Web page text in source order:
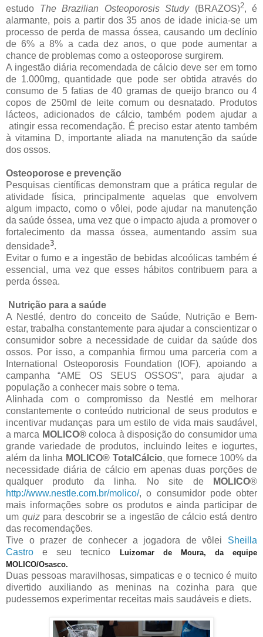
estudo The Brazilian Osteoporosis Study(BRAZOS)2, é
alarmante, pois a partir dos 35 anos de idade inicia-se um
processo de perda de massa óssea, causando um declínio
de 6% a 8% a cada dez anos, o que pode aumentar a
chance de problemas como a osteoporose surgirem.
A ingestão diária recomendada de cálcio deve ser em torno
de 1.000mg, quantidade que pode ser obtida através do
consumo de 5 fatias de40 gramasde queijo branco ou 4
copos de 250ml de leite comum ou desnatado. Produtos
lácteos, adicionados de cálcio, também podem ajudar a
atingir essa recomendação. É preciso estar atento também
à vitamina D, importante aliada na manutenção da saúde
dos ossos.
Osteoporose e prevenção
Pesquisas científicas demonstram que a prática regular de
atividade física, principalmente aquelas que envolvem
algum impacto, como o vôlei, pode ajudar na manutenção
da saúde óssea, uma vez que o impacto ajuda a promover o
fortalecimento da massa óssea, aumentando assim sua
densidade3.
Evitar o fumo e a ingestão de bebidas alcoólicas também é
essencial, uma vez que esses hábitos contribuem para a
perda óssea.
Nutrição para a saúde
A Nestlé, dentro do conceito de Saúde, Nutrição e Bem-
estar, trabalha constantemente para ajudar a conscientizar o
consumidor sobre a necessidade de cuidar da saúde dos
ossos. Por isso, a companhia firmou uma parceria com a
International Osteoporosis Foundation (IOF), apoiando a
campanha “AME OS SEUS OSSOS”, para ajudar a
população a conhecer mais sobre o tema.
Alinhada com o compromisso da Nestlé em melhorar
constantemente o conteúdo nutricional de seus produtos e
incentivar mudanças para um estilo de vida mais saudável,
a marca MOLICO®coloca à disposição do consumidor uma
grande variedade de produtos, incluindo leites e iogurtes,
além da linha MOLICO® TotalCálcio, que fornece 100% da
necessidade diária de cálcio em apenas duas porções de
qualquer produto da linha. No site de
MOLICO®
http://www.nestle.com.br/molico/, o consumidor pode obter
mais informações sobre os produtos e ainda participar de
um quizpara descobrir se a ingestão de cálcio está dentro
das recomendações.
Tive o prazer de conhecer a jogadora de vôlei Sheilla
Castro e seu tecnico
Luizomar de Moura, da equipe
MOLICO/Osasco.
Duas pessoas maravilhosas, simpaticas e o tecnico é muito
divertido auxiliando as meninas na cozinha para que
pudessemos experimentar receitas mais saudáveis e diets.